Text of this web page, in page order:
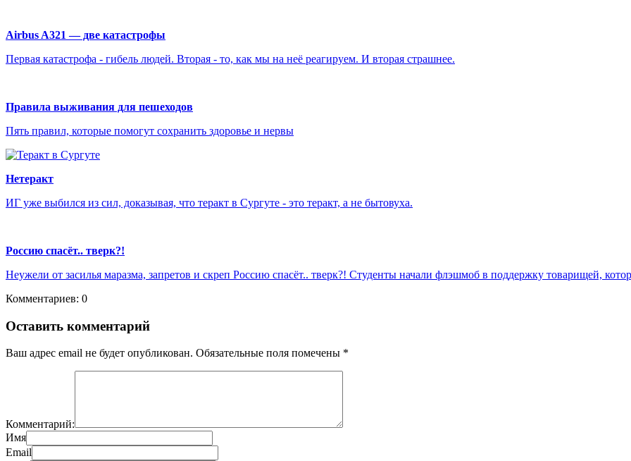
Airbus A321 — две катастрофы
Первая катастрофа - гибель людей. Вторая - то, как мы на неё реагируем. И вторая страшнее.
Правила выживания для пешеходов
Пять правил, которые помогут сохранить здоровье и нервы
Нетеракт
ИГ уже выбился из сил, доказывая, что теракт в Сургуте - это теракт, а не бытовуха.
Россию спасёт.. тверк?!
Неужели от засилья маразма, запретов и скреп Россию спасёт.. тверк?! Студенты начали флэшмоб в поддержку товарищей,
Комментариев: 0
Оставить комментарий
Ваш адрес email не будет опубликован. Обязательные поля помечены *
Комментарий:
Имя
Email